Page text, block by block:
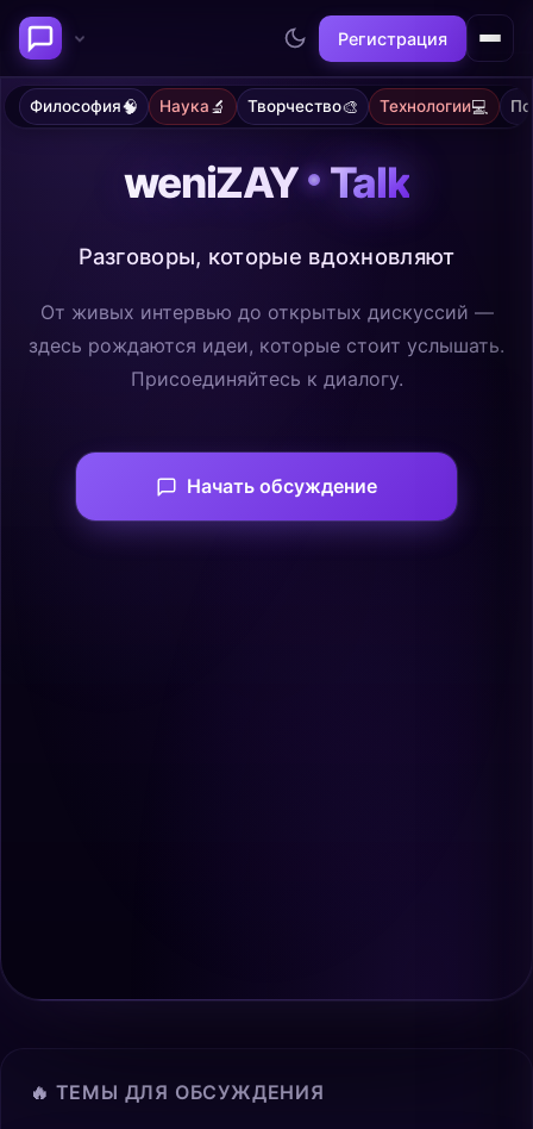
Регистрация
Последние темы
Философия сознания:
где граница между "я" и
@alex
Нейронаука и
реальность
Философия🧠 Наука🔬 Творчество🎨 Технологии💻
weniZAY Talk
Разговоры, которые вдохновляют
От живых интервью до открытых дискуссий —
здесь рождаются идеи, которые стоит услышать.
Присоединяйтесь к диалогу.
Начать обсуждение
🔥 ТЕМЫ ДЛЯ ОБСУЖДЕНИЯ